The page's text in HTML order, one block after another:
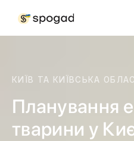
КИЇВ ТА КИЇВСЬКА
Планування
тварини у